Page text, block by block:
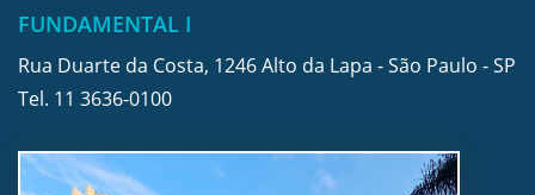
FUNDAMENTAL I
Rua Duarte da Costa, 1246 Alto da Lapa - São Paulo - SP
Tel. 11 3636-0100